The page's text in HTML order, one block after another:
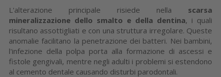
L'alterazione principale risiede nella scarsa
mineralizzazione dello smalto e della dentina, i quali
risultano assottigliati e con una struttura irregolare. Queste
anomalie facilitano la penetrazione dei batteri. Nei bambini,
l'infezione della polpa porta alla formazione di ascessi e
fistole gengivali, mentre negli adulti i problemi si estendono
al cemento dentale causando disturbi parodontali.